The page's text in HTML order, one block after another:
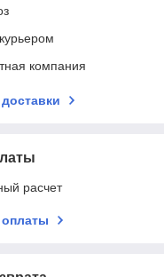
компания
расчет